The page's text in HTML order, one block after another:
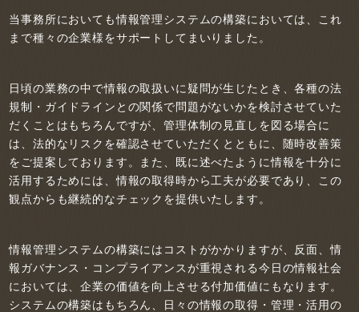
当事務所においても情報管理システムの構築においては、これ
まで種々の企業様をサポートしてまいりました。
日頃の業務の中で情報の取扱いに疑問が生じたとき、各種の法
規制・ガイドラインとの関係で問題がないかを検討させていた
だくことはもちろんですが、管理体制の見直しを図る場合に
は、法的なリスクを確認させていただくとともに、随時改善策
をご提案しております。また、既に述べたように情報を十分に
活用するためには、情報の取得時から工夫が必要であり、この
観点からも継続的なチェックを提供いたします。
情報管理システムの構築にはコストがかかりますが、反面、情
報ガバナンス・コンプライアンスが重視される今日の情報社会
においては、企業の価値を向上させる付加価値にもなります。
システムの構築はもちろん、日々の情報の取得・管理・活用の